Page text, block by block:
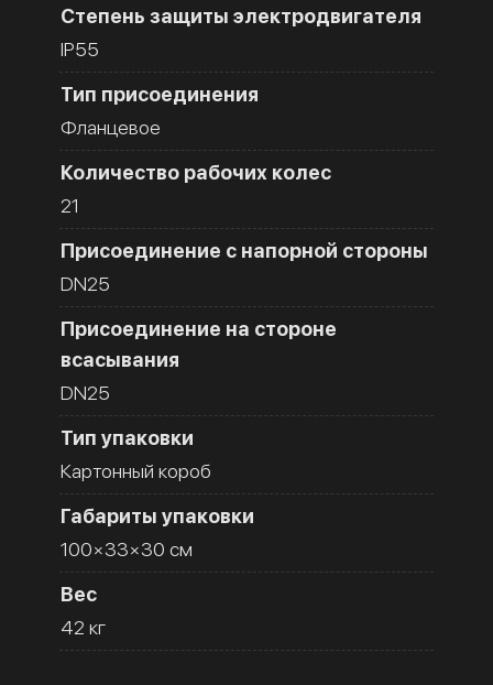
Степень защиты электродвигателя
IP55
Тип присоединения
Фланцевое
Количество рабочих колес
21
Присоединение с напорной стороны
DN25
Присоединение на стороне
всасывания
DN25
Тип упаковки
Картонный короб
Габариты упаковки
100×33×30 см
Вес
42 кг